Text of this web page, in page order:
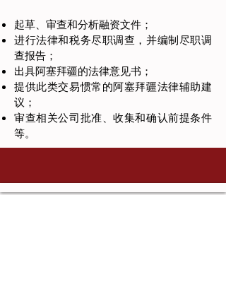
起草、审查和分析融资文件；
进行法律和税务尽职调查，并编制尽职调
查报告；
出具阿塞拜疆的法律意见书；
提供此类交易惯常的阿塞拜疆法律辅助建
议；
审查相关公司批准、收集和确认前提条件
等。